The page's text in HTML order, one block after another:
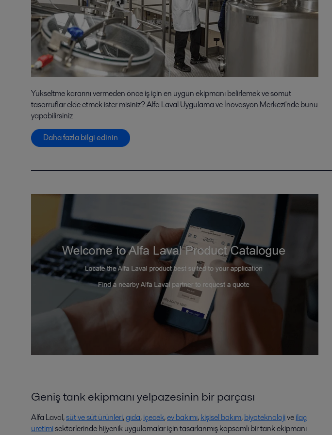
Yükseltme kararını vermeden önce iş için en uygun ekipmanı belirlemek ve somut
tasarruflar elde etmek ister misiniz? Alfa Laval Uygulama ve İnovasyon Merkezi'nde bunu
yapabilirsiniz
Daha fazla bilgi edinin
Geniş tank ekipmanı yelpazesinin bir parçası
Alfa Laval,süt ve süt ürünleri,gıda,içecek,ev bakımı,kişisel bakım,biyoteknolojiveilaç
üretimisektörlerinde hijyenik uygulamalar için tasarlanmış kapsamlı bir tank ekipmanı